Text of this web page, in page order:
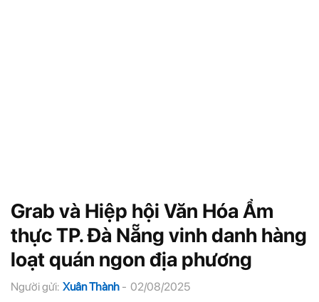
Grab và Hiệp hội Văn Hóa Ẩm
thực TP. Đà Nẵng vinh danh hàng
loạt quán ngon địa phương
Người gửi: Xuân Thành - 02/08/2025